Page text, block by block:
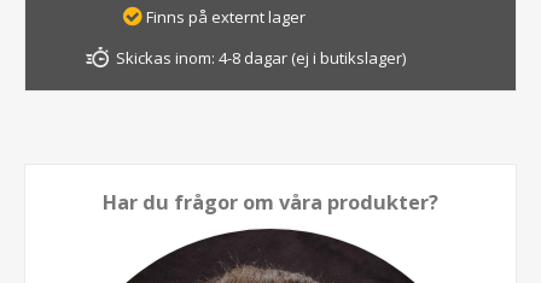
Finns på externt lager
Skickas inom: 4-8 dagar (ej i butikslager)
Har du frågor om våra produkter?